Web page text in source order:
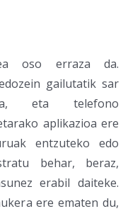
oso erraza da.
gailutatik sar
eta telefono
aplikazioa ere
entzuteko edo
behar, beraz,
erabil daiteke.
ere ematen du,